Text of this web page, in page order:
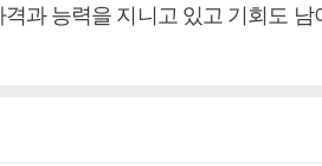
과 능력을 지니고 있고 기회도 남